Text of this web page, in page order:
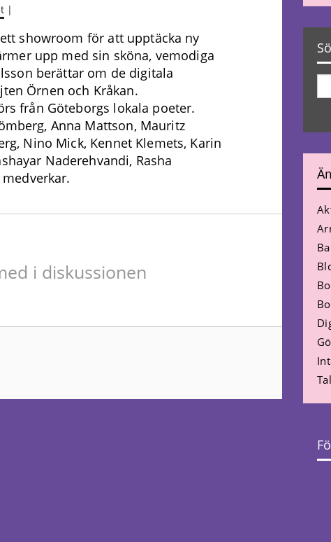
|
showroom för att upptäcka ny
upp med sin sköna, vemodiga
berättar om de digitala
Örnen och Kråkan.
från Göteborgs lokala poeter.
Anna Mattson, Mauritz
Nino Mick, Kennet Klemets, Karin
Naderehvandi, Rasha
i diskussionen